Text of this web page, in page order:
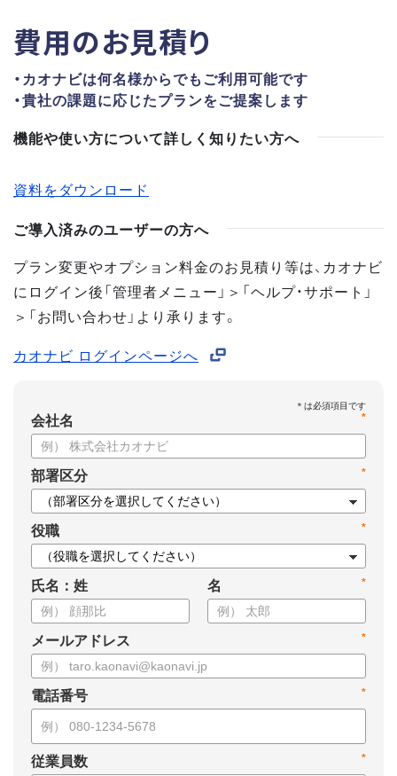
費用のお見積り
・カオナビは何名様からでもご利用可能です
・貴社の課題に応じたプランをご提案します
機能や使い方について詳しく知りたい方へ
資料をダウンロード
ご導入済みのユーザーの方へ
プラン変更やオプション料金のお見積り等は、カオナビ
にログイン後「管理者メニュー」＞「ヘルプ・サポート」
＞「お問い合わせ」より承ります。
カオナビ ログインページへ
*
会社名
*
部署区分
*
役職
氏名：姓 *
名
*
メールアドレス
*
電話番号
*
従業員数